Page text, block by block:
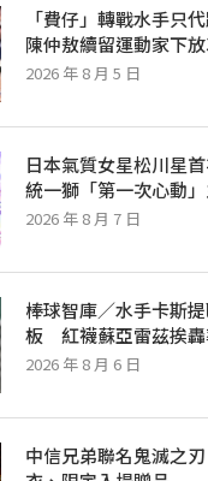
「費仔」轉戰水手只
陳仲敖續留運動家下
2026 年 8 月 5 日
日本氣質女星松川星
統一獅「第一次心動
2026 年 8 月 7 日
棒球智庫／水手卡斯
板 紅襪蘇亞雷茲挨轟
2026 年 8 月 6 日
中信兄弟聯名鬼滅之